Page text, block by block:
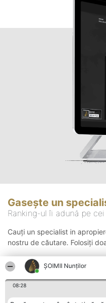
ȘOIMII Nunților
08:28
Gasește un
Ranking-ul îi adună pe
Cauți un specialist in
nostru de căutare. Folosiți